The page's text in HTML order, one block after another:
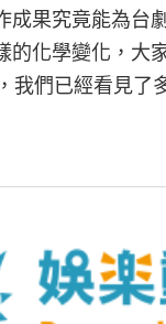
成果究竟能為台
的化學變化，大
我們已經看見了